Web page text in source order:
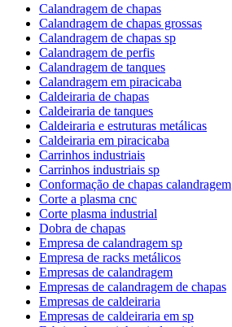
Calandragem de chapas
Calandragem de chapas grossas
Calandragem de chapas sp
Calandragem de perfis
Calandragem de tanques
Calandragem em piracicaba
Caldeiraria de chapas
Caldeiraria de tanques
Caldeiraria e estruturas metálicas
Caldeiraria em piracicaba
Carrinhos industriais
Carrinhos industriais sp
Conformação de chapas calandragem
Corte a plasma cnc
Corte plasma industrial
Dobra de chapas
Empresa de calandragem sp
Empresa de racks metálicos
Empresas de calandragem
Empresas de calandragem de chapas
Empresas de caldeiraria
Empresas de caldeiraria em sp